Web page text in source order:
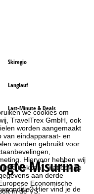
we cookies om
TravelTrex GmbH, ook
worden aangemaakt
van eindapparaat- en
worden gebruikt voor
Hiervoor hebben wij
in te trekken), wat ook de
aan derde
Economische
in de VS.
Skiregio
Langlauf
Last-Minute & Deals
Misurina
Hier vind je de